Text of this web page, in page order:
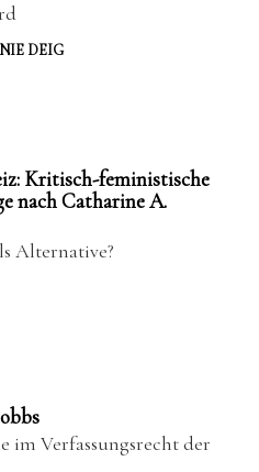
DEIG
Kritisch-feministische
nach Catharine A.
Alternative?
im Verfassungsrecht der